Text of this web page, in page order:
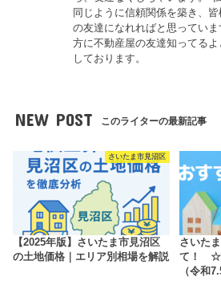
同じように信頼関係を築き、
の友達になれればと思ってい
方に不動産屋の友達知ってる
しております。
NEW POST このライターの最新記事
さいたま市見沼区
【2025年版】さいたま市見沼区
の土地価格｜エリア別相場を解説
さいた
て！ ☆
（令和